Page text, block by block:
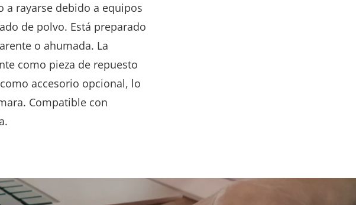
a rayarse debido a equipos
de polvo. Está preparado
o ahumada. La
como pieza de repuesto
accesorio opcional, lo
Compatible con